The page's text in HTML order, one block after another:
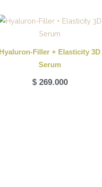
Hyaluron-Filler + Elasticity 3D
Serum
$269.000